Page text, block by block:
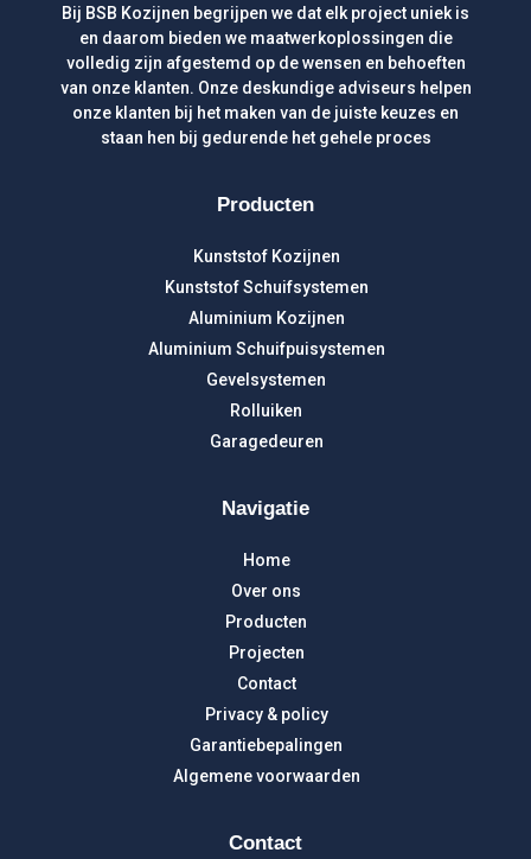
Bij BSB Kozijnen begrijpen we dat elk project uniek is
en daarom bieden we maatwerkoplossingen die
volledig zijn afgestemd op de wensen en behoeften
van onze klanten. Onze deskundige adviseurs helpen
onze klanten bij het maken van de juiste keuzes en
staan hen bij gedurende het gehele proces
Producten
Kunststof Kozijnen
Kunststof Schuifsystemen
Aluminium Kozijnen
Aluminium Schuifpuisystemen
Gevelsystemen
Rolluiken
Garagedeuren
Navigatie
Home
Over ons
Producten
Projecten
Contact
Privacy & policy
Garantiebepalingen
Algemene voorwaarden
Contact